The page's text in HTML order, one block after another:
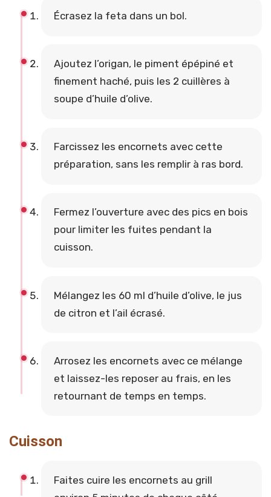
Écrasez la feta dans un bol.
Ajoutez l’origan, le piment épépiné et
finement haché, puis les 2 cuillères à
soupe d’huile d’olive.
Farcissez les encornets avec cette
préparation, sans les remplir à ras bord.
Fermez l’ouverture avec des pics en bois
pour limiter les fuites pendant la
cuisson.
Mélangez les 60 ml d’huile d’olive, le jus
de citron et l’ail écrasé.
Arrosez les encornets avec ce mélange
et laissez-les reposer au frais, en les
retournant de temps en temps.
Cuisson
Faites cuire les encornets au grill